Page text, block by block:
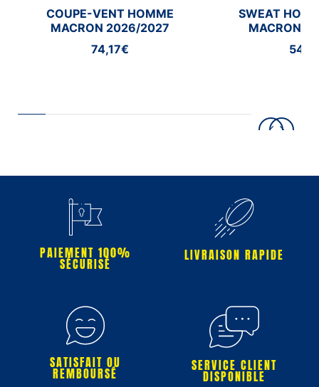
COUPE-VENT HOMME
MACRON 2026/2027
74,17€
SWEAT
MACRON
PAIEMENT 100%
SÉCURISÉ
LIVRAISON RAPIDE
SATISFAIT OU
REMBOURSÉ SERVICE CLIENT
DISPONIBLE